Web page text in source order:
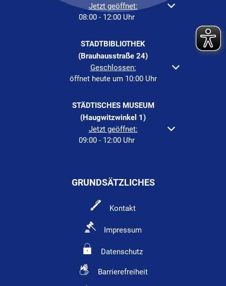
Klicken, um weitere Öffnungs- oder Schließzeiten
Jetzt geöffnet:
08:00 - 12:00 Uhr
STADTBIBLIOTHEK
(Brauhausstraße 24)
Klicken, um weitere Öffnungs- oder Schließzeiten
Geschlossen:
öffnet heute um 10:00 Uhr
STÄDTISCHES MUSEUM
(Haugwitzwinkel 1)
Klicken, um weitere Öffnungs- oder Schließzeiten
Jetzt geöffnet:
09:00 - 12:00 Uhr
GRUNDSÄTZLICHES
Kontakt
Impressum
Datenschutz
Barrierefreiheit